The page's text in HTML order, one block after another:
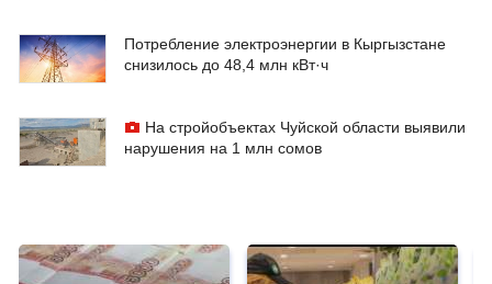
Потребление электроэнергии в Кыргызстане
снизилось до 48,4 млн кВт·ч
На стройобъектах Чуйской области выявили
нарушения на 1 млн сомов